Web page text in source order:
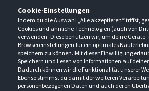
Cookie-Einstellungen
Indem du die Auswahl „Alle akzeptieren“ triffst,
Cookies und ähnliche Technologien (auch von
verwenden. Diese benutzen wir, um deine Geräte-
Browsereinstellungen für ein optimales
speichern zu können. Mit dieser Einwilligung
Speichern und Lesen von Informationen auf
Dadurch können wir die Funktionalität unserer
Ebenso stimmst du damit der weiteren
personenbezogenen Daten und auch deren
Hilfe und Information
Fragen und Antworten (FAQ)
Kontakt
Newsletter
Events
UNTERNEHMEN
Über uns
Anfahrt
Ansprechpartner
Außendienstbesuch
KONTAKT
Gröner-Schulze GmbH
Sarirstraße 5
12529 Schönefeld
ÖFFNUNGSZEITEN